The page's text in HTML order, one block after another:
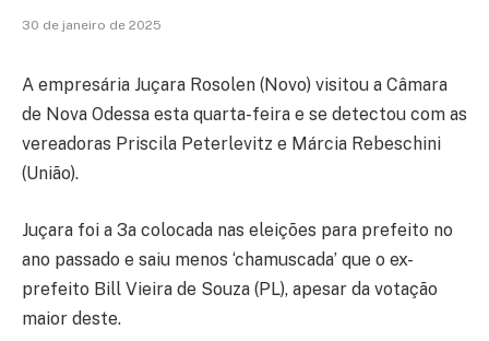
30 de janeiro de 2025
A empresária Juçara Rosolen (Novo) visitou a Câmara
de Nova Odessa esta quarta-feira e se detectou com as
vereadoras Priscila Peterlevitz e Márcia Rebeschini
(União).
Juçara foi a 3a colocada nas eleições para prefeito no
ano passado e saiu menos ‘chamuscada’ que o ex-
prefeito Bill Vieira de Souza (PL), apesar da votação
maior deste.